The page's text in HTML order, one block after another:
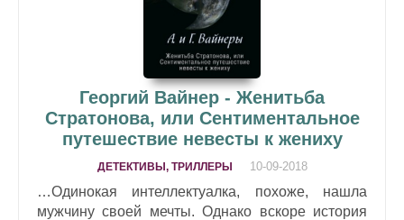
Георгий Вайнер - Женитьба
Стратонова, или Сентиментальное
путешествие невесты к жениху
ДЕТЕКТИВЫ, ТРИЛЛЕРЫ 10-09-2018
…Одинокая интеллектуалка, похоже, нашла
мужчину своей мечты. Однако вскоре история